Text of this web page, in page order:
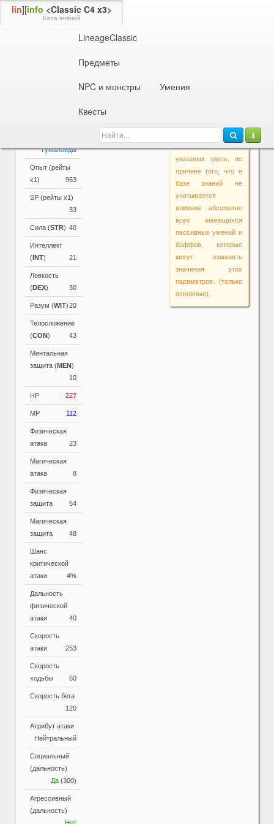
lin][info <Classic C4 x3>
База знаний
LineageClassic
Предметы
NPC и монстры
Умения
Квесты
Информация об NPC или монстре
Гуманоиды
Опыт (рейты
х1)
963
SP (рейты х1)
33
Сила (STR) 40
Интеллект
(INT) 21
Ловкость
(DEX) 30
Разум (WIT)20
Телосложение
(CON) 43
Ментальная
защита (MEN)
10
HP 227
MP 112
Физическая
атака
23
Магическая
атака
8
Физическая
защита
54
Магическая
защита
48
Шанс
критической
атаки
4%
Дальность
физической
атаки
40
Скорость
атаки
253
Скорость
ходьбы
50
Скорость бега
120
Атрибут атаки
Нейтральный
Социальный
(дальность)
Да (300)
Агрессивный
(дальность)
Активные и
Гуманоиды
игре могут
отличаться от
указаных здесь, по
причине того, что в
базе знаний не
учитывается
влияние абсолютно
всех имеющихся
пассивных умений и
баффов, которые
могут изменять
значения этих
параметров (только
основные).